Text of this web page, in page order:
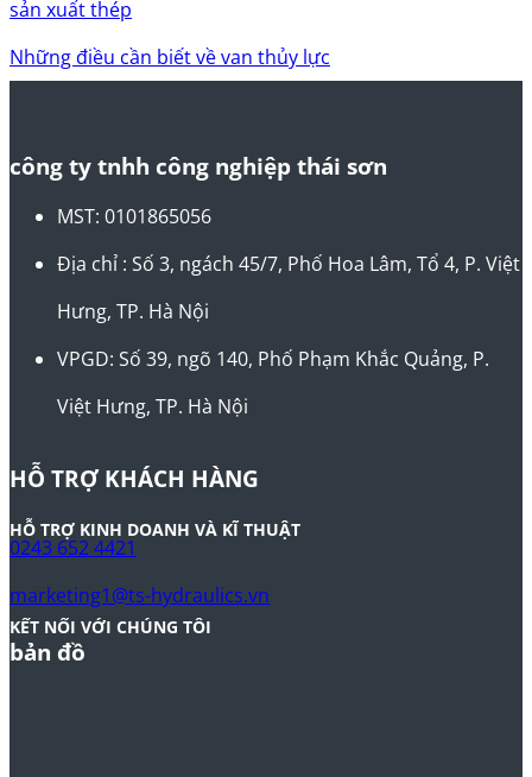
sản xuất thép
Những điều cần biết về van thủy lực
công ty tnhh công nghiệp thái sơn
MST: 0101865056
Địa chỉ : Số 3, ngách 45/7, Phố Hoa Lâm, Tổ 4, P. Việt
Hưng, TP. Hà Nội
VPGD: Số 39, ngõ 140, Phố Phạm Khắc Quảng, P.
Việt Hưng, TP. Hà Nội
HỖ TRỢ KHÁCH HÀNG
HỖ TRỢ KINH DOANH VÀ KĨ THUẬT
0243 652 4421
marketing1@ts-hydraulics.vn
KẾT NỐI VỚI CHÚNG TÔI
bản đồ